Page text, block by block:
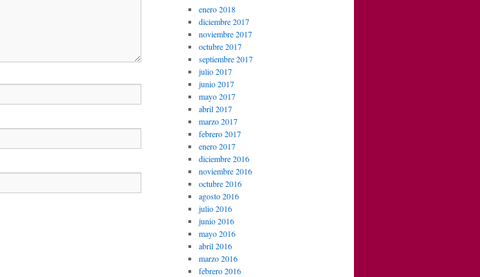
enero 2018
diciembre 2017
noviembre 2017
octubre 2017
septiembre 2017
julio 2017
junio 2017
mayo 2017
abril 2017
marzo 2017
febrero 2017
enero 2017
diciembre 2016
noviembre 2016
octubre 2016
agosto 2016
julio 2016
junio 2016
mayo 2016
abril 2016
marzo 2016
febrero 2016